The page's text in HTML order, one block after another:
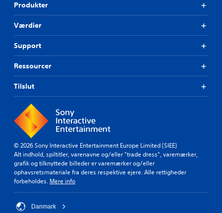
Produkter
Værdier
Support
Ressourcer
Tilslut
© 2026 Sony Interactive Entertainment Europe Limited (SIEE)
Alt indhold, spiltitler, varenavne og/eller "trade dress", varemærker,
grafik og tilknyttede billeder er varemærker og/eller
ophavsretsmateriale fra deres respektive ejere. Alle rettigheder
forbeholdes. Mere info
Danmark